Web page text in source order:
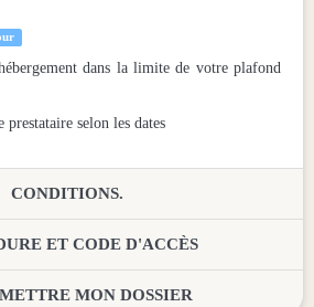
dans la limite de votre plafond
prestataire selon les dates
CONDITIONS.
ET CODE D'ACCÈS
MON DOSSIER